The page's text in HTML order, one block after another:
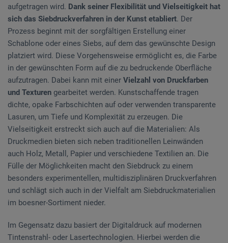
aufgetragen wird. Dank seiner Flexibilität und Vielseitigkeit hat
sich das Siebdruckverfahren in der Kunst etabliert. Der
Prozess beginnt mit der sorgfältigen Erstellung einer
Schablone oder eines Siebs, auf dem das gewünschte Design
platziert wird. Diese Vorgehensweise ermöglicht es, die Farbe
in der gewünschten Form auf die zu bedruckende Oberfläche
aufzutragen. Dabei kann mit einer Vielzahl von Druckfarben
und Texturen gearbeitet werden. Kunstschaffende tragen
dichte, opake Farbschichten auf oder verwenden transparente
Lasuren, um Tiefe und Komplexität zu erzeugen. Die
Vielseitigkeit erstreckt sich auch auf die Materialien: Als
Druckmedien bieten sich neben traditionellen Leinwänden
auch Holz, Metall, Papier und verschiedene Textilien an. Die
Fülle der Möglichkeiten macht den Siebdruck zu einem
besonders experimentellen, multidisziplinären Druckverfahren
und schlägt sich auch in der Vielfalt am Siebdruckmaterialien
im boesner-Sortiment nieder.
Im Gegensatz dazu basiert der Digitaldruck auf modernen
Tintenstrahl- oder Lasertechnologien. Hierbei werden die